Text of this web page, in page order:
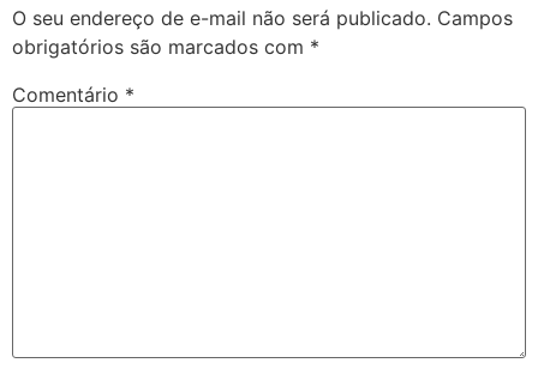
O seu endereço de e-mail não será publicado. Campos
obrigatórios são marcados com *
Comentário *